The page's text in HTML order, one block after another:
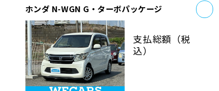
ホンダ N-WGN G・ターボパッケージ
支払総額 （税
込）